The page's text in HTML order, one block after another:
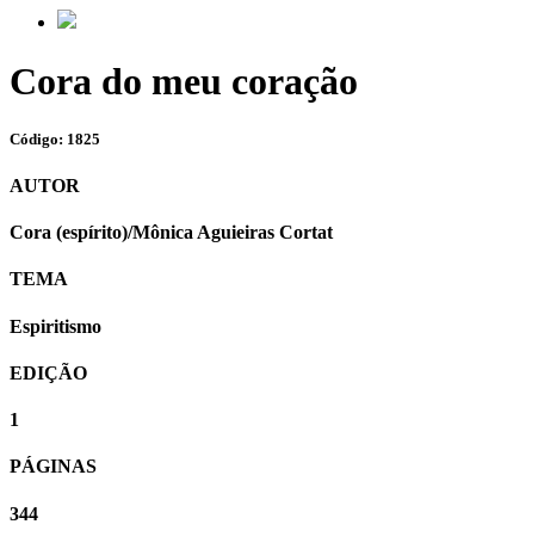
Cora do meu coração
Código: 1825
AUTOR
Cora (espírito)/Mônica Aguieiras Cortat
TEMA
Espiritismo
EDIÇÃO
1
PÁGINAS
344